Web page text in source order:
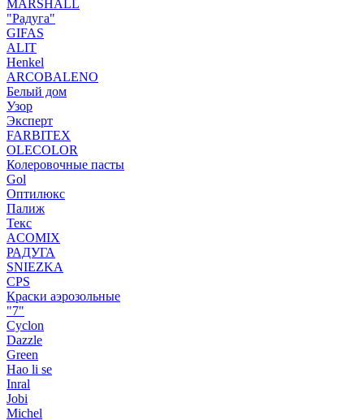
MARSHALL
"Радуга"
GIFAS
ALIT
Henkel
ARCOBALENO
Белый дом
Узор
Эксперт
FARBITEX
OLECOLOR
Колеровочные пасты
Gol
Оптилюкс
Палиж
Текс
ACOMIX
РАДУГА
SNIEZKA
CPS
Краски аэрозольные
"7"
Cyclon
Dazzle
Green
Hao li se
Inral
Jobi
Michel